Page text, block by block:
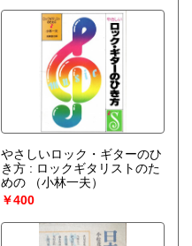
やさしいロック・ギターのひ
き方 : ロックギタリストのた
めの
（小林一夫）
￥400